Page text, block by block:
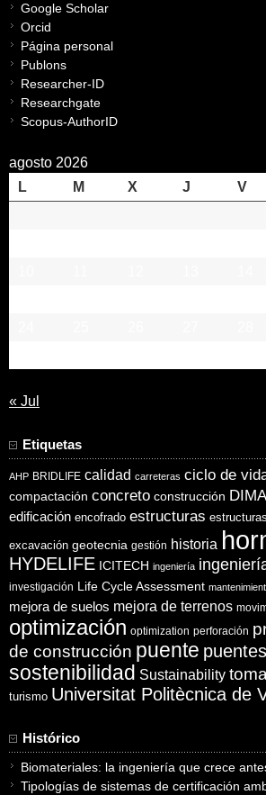
Google Scholar
Orcid
Página personal
Publons
Researcher-ID
Researchgate
Scopus-AuthorID
agosto 2026
L
M X J V
« Jul
Etiquetas
AHP BRIDLIFE calidad carreteras ciclo de
compactación concreto construcción
edificación encofrado estructuras
excavación geotecnia gestión historia
HYDELIFE ICITECH ingeniería
investigación Life Cycle Assessment
mejora de suelos mejora de terrenos
optimización optimization perforación
de construcción puente puentes
sostenibilidad Sustainability
turismo Universitat Politècnica de
Histórico
Biomateriales: la ingeniería que crece
Tipologías de sistemas de certificación